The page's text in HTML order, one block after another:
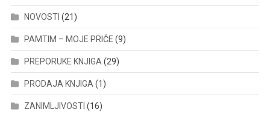
NOVOSTI (21)
PAMTIM – MOJE PRIČE (9)
PREPORUKE KNJIGA (29)
PRODAJA KNJIGA (1)
ZANIMLJIVOSTI (16)